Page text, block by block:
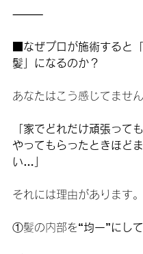
⸻
■なぜプロが施術すると
髪」になるのか？
あなたはこう感じてませ
「家でどれだけ頑張って
やってもらったときほど
い…」
それには理由があります。
①髪の内部を“均一”にし